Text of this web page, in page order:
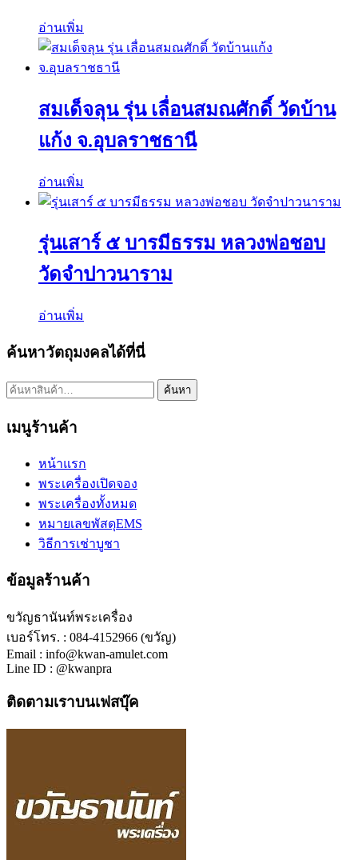
อ่านเพิ่ม
สมเด็จลุน รุ่น เลื่อนสมณศักดิ์ วัดบ้าน
แก้ง จ.อุบลราชธานี
อ่านเพิ่ม
รุ่นเสาร์ ๕ บารมีธรรม หลวงพ่อชอบ
วัดจำปาวนาราม
อ่านเพิ่ม
ค้นหาวัตถุมงคลได้ที่นี่
ค้นหา: ค้นหา
เมนูร้านค้า
หน้าแรก
พระเครื่องเปิดจอง
พระเครื่องทั้งหมด
หมายเลขพัสดุEMS
วิธีการเช่าบูชา
ข้อมูลร้านค้า
ขวัญธานันท์พระเครื่อง
เบอร์โทร. : 084-4152966 (ขวัญ)
Email : info@kwan-amulet.com
Line ID : @kwanpra
ติดตามเราบนเฟสบุ๊ค